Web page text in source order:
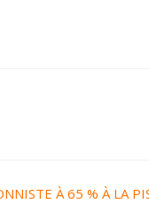
À 65 % À LA